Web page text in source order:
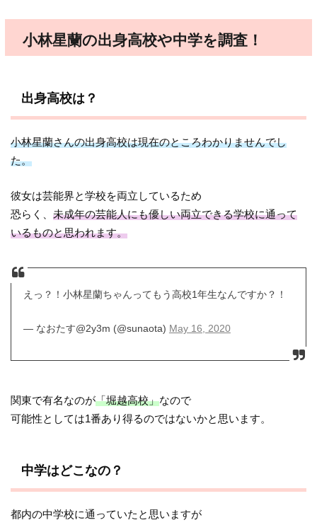
小林星蘭の出身高校や中学を調査！
出身高校は？
小林星蘭さんの出身高校は現在のところわかりませんでし
た。
彼女は芸能界と学校を両立しているため
恐らく、未成年の芸能人にも優しい両立できる学校に通って
いるものと思われます。
えっ？！小林星蘭ちゃんってもう高校1年生なんですか？！
— なおたす@2y3m (@sunaota) May 16, 2020
関東で有名なのが「堀越高校」なので
可能性としては1番あり得るのではないかと思います。
中学はどこなの？
都内の中学校に通っていたと思いますが